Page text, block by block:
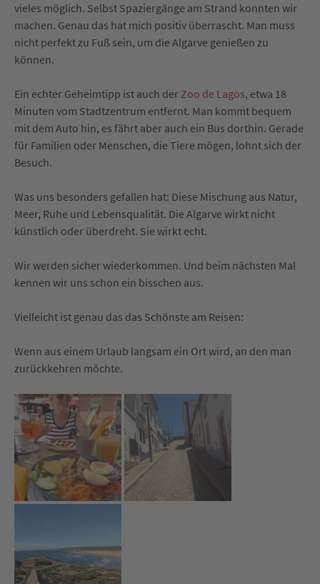
vieles möglich. Selbst Spaziergänge am Strand konnten wir
machen. Genau das hat mich positiv überrascht. Man muss
nicht perfekt zu Fuß sein, um die Algarve genießen zu
können.
Ein echter Geheimtipp ist auch der Zoo de Lagos, etwa 18
Minuten vom Stadtzentrum entfernt. Man kommt bequem
mit dem Auto hin, es fährt aber auch ein Bus dorthin. Gerade
für Familien oder Menschen, die Tiere mögen, lohnt sich der
Besuch.
Was uns besonders gefallen hat: Diese Mischung aus Natur,
Meer, Ruhe und Lebensqualität. Die Algarve wirkt nicht
künstlich oder überdreht. Sie wirkt echt.
Wir werden sicher wiederkommen. Und beim nächsten Mal
kennen wir uns schon ein bisschen aus.
Vielleicht ist genau das das Schönste am Reisen:
Wenn aus einem Urlaub langsam ein Ort wird, an den man
zurückkehren möchte.